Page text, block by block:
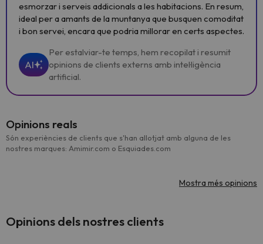
esmorzar i serveis addicionals a les habitacions. En resum,
ideal per a amants de la muntanya que busquen comoditat
i bon servei, encara que podria millorar en certs aspectes.
AI
Per estalviar-te temps, hem recopilat i resumit
opinions de clients externs amb intel·ligència
artificial.
Opinions reals
Són experiències de clients que s'han allotjat amb alguna de les
nostres marques: Amimir.com o Esquiades.com
Mostra més opinions
Opinions dels nostres clients